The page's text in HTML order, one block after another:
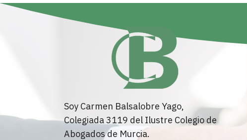
Soy Carmen Balsalobre Yago,
Colegiada 3119 del Ilustre Colegio de
Abogados de Murcia.